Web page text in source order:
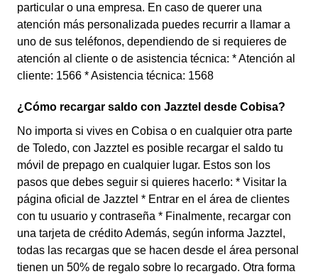
particular o una empresa. En caso de querer una
atención más personalizada puedes recurrir a llamar a
uno de sus teléfonos, dependiendo de si requieres de
atención al cliente o de asistencia técnica: * Atención al
cliente: 1566 * Asistencia técnica: 1568
¿Cómo recargar saldo con Jazztel desde Cobisa?
No importa si vives en Cobisa o en cualquier otra parte
de Toledo, con Jazztel es posible recargar el saldo tu
móvil de prepago en cualquier lugar. Estos son los
pasos que debes seguir si quieres hacerlo: * Visitar la
página oficial de Jazztel * Entrar en el área de clientes
con tu usuario y contraseña * Finalmente, recargar con
una tarjeta de crédito Además, según informa Jazztel,
todas las recargas que se hacen desde el área personal
tienen un 50% de regalo sobre lo recargado. Otra forma